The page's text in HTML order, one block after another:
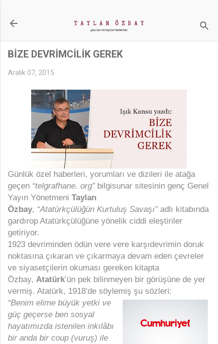
BİZE DEVRİMCİLİK GEREK
Aralık 07, 2015
Günlük özel haberleri, yorumları ve dizileri ile atağa
geçen “telgrafhane. org” bilgisunar sitesinin genç Genel
Yayın Yönetmeni Taylan
Özbay, “Atatürkçülüğün Kurtuluş Savaşı” adlı kitabında
gardırop Atatürkçülüğüne yönelik ciddi eleştiriler
getiriyor.
1923 devriminden ödün vere vere karşıdevrimin doruk
noktasına çıkaran ve çıkarmaya devam eden çevreler
ve siyasetçilerin okuması gereken kitapta
Özbay, Atatürk’ün pek bilinmeyen bir görüşüne de yer
vermiş. Atatürk, 1918’de söylemiş şu sözleri:
“Benim elime büyük yetki ve
güç geçerse ben sosyal
hayatımızda istenilen inkılâbı
bir anda bir coup (vuruş) ile